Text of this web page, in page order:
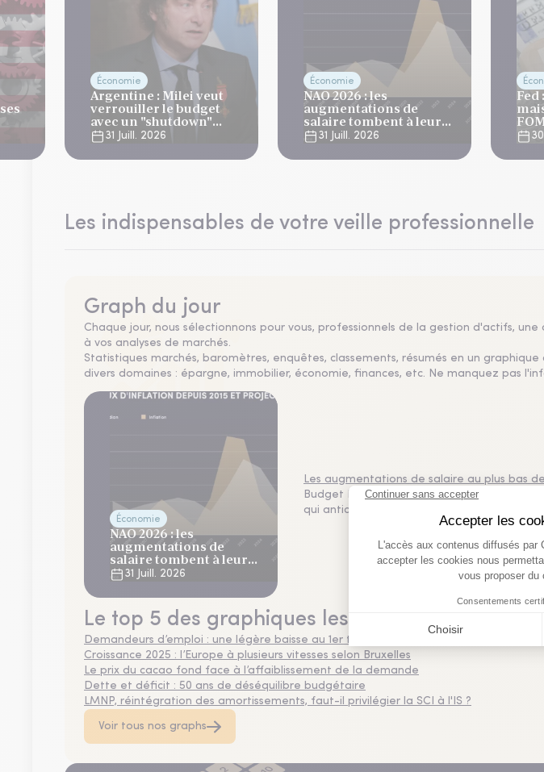
Économie
Argentine : Milei veut
verrouiller le budget
avec un "shutdown"
automatique, sous le
regard bienveillant du
FMI
31 Juill. 2026
Économie
NAO 2026 : les
augmentations de
salaire tombent à leur
plus bas niveau depuis 4
ans
31 Juill. 2026
Fed
ans
Les indispensables de votre veille professionnelle
Graph du jour
Chaque jour, nous sélectionnons pour vous, professionnels de la gestion d'actifs,
à vos analyses de marchés.
Statistiques marchés, baromètres, enquêtes, classements, résumés en un
divers domaines : épargne, immobilier, économie, finances, etc. Ne manquez pas
Économie
NAO 2026 : les
augmentations de
salaire tombent à leur
plus bas niveau depuis 4
ans
31 Juill. 2026
Les augmentations de salaire au plus bas
Budget NAO 2026 à 2%, un plus bas depuis
qui anticipe un rebond à 2,5% pour les
Le top 5 des graphiques les plus consultés
Demandeurs d’emploi : une légère baisse au 1er trimestre 2026
Croissance 2025 : l’Europe à plusieurs vitesses selon Bruxelles
Le prix du cacao fond face à l’affaiblissement de la demande
Dette et déficit : 50 ans de déséquilibre budgétaire
LMNP, réintégration des amortissements, faut-il privilégier la SCI à l'IS ?
Voir tous nos graphs